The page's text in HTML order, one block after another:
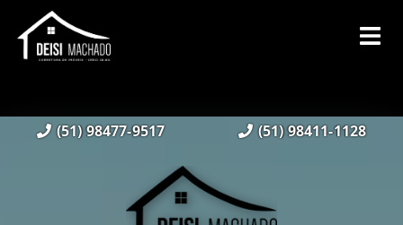
(51) 98477-9517 (51) 98411-1128